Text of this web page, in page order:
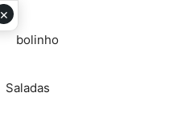
bolinho
Saladas
×